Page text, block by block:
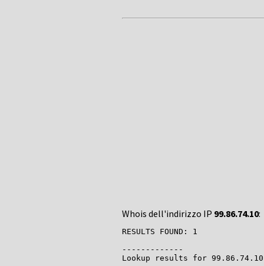
Whois dell'indirizzo IP 99.86.74.10:
RESULTS FOUND: 1
-------------
Lookup results for